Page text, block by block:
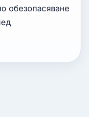
обезопасяване